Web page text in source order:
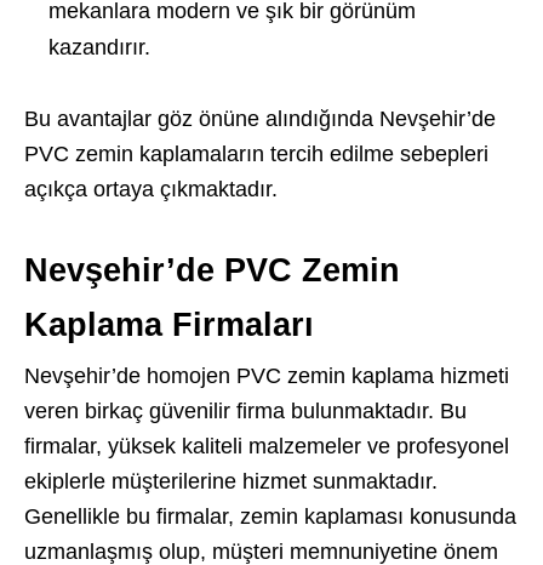
mekanlara modern ve şık bir görünüm
kazandırır.
Bu avantajlar göz önüne alındığında Nevşehir’de
PVC zemin kaplamaların tercih edilme sebepleri
açıkça ortaya çıkmaktadır.
Nevşehir’de PVC Zemin
Kaplama Firmaları
Nevşehir’de homojen PVC zemin kaplama hizmeti
veren birkaç güvenilir firma bulunmaktadır. Bu
firmalar, yüksek kaliteli malzemeler ve profesyonel
ekiplerle müşterilerine hizmet sunmaktadır.
Genellikle bu firmalar, zemin kaplaması konusunda
uzmanlaşmış olup, müşteri memnuniyetine önem